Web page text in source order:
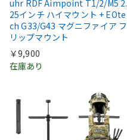
uhr RDF Aimpoint T1/2/M5 2.
25インチ ハイマウント + EOte
ch G33/G43 マグニファイア フ
リップマウント
￥9,900
在庫あり